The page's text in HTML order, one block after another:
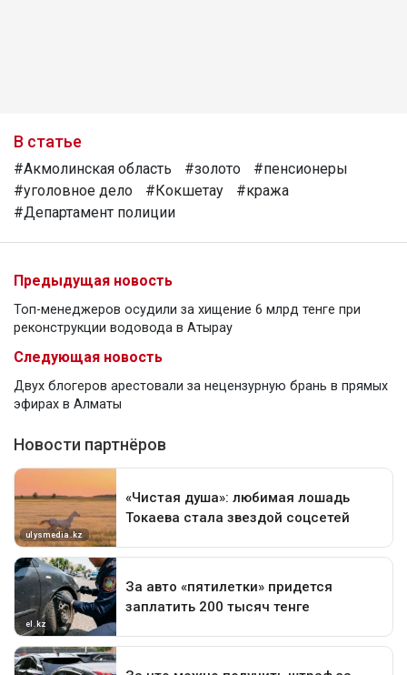
В статье
#Акмолинская область #золото
#пенсионеры
#уголовное дело
#Кокшетау
#кража
#Департамент полиции
Предыдущая новость
Топ-менеджеров осудили за хищение 6 млрд тенге при
реконструкции водовода в Атырау
Следующая новость
Двух блогеров арестовали за нецензурную брань в прямых
эфирах в Алматы